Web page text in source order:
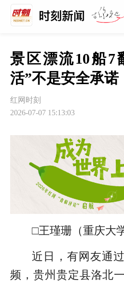
景区漂流10船7
活”不是安全承诺
红网时刻
2026-07-07 15:13:03
□王瑾珊（重庆大
近日，有网友通
频，贵州贵定县洛北